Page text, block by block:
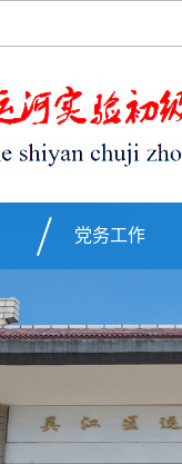
党务工作